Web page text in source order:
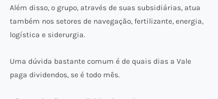
Além disso, o grupo, através de suas subsidiárias, atua
também nos setores de navegação, fertilizante, energia,
logística e siderurgia.
Uma dúvida bastante comum é de quais dias a Vale
paga dividendos, se é todo mês.